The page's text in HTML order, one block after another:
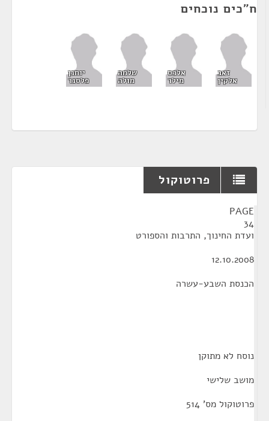
ח"כים נוכחים
זאב
אלקין
אלכס
מילר
שלמה
מולה
יוחנן
פלסנר
פרוטוקול
PAGE
34
ועדת החינוך, התרבות והספורט
12.10.2008
הכנסת השבע-עשרה
נוסח לא מתוקן
מושב שלישי
פרוטוקול מס' 514